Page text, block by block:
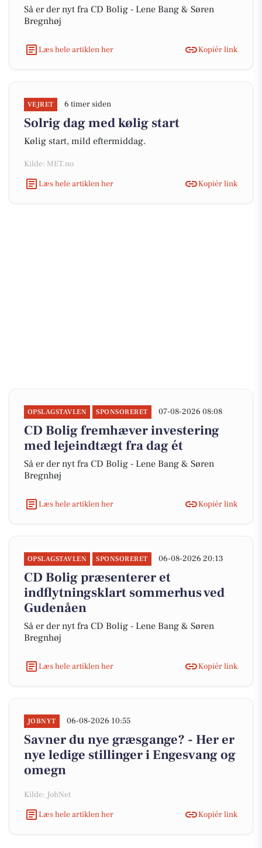
Så er der nyt fra CD Bolig - Lene Bang & Søren
Bregnhøj
Læs hele artiklen her Kopiér link
VEJRET 6 timer siden
Solrig dag med kølig start
Kølig start, mild eftermiddag.
Kilde: MET.no
Læs hele artiklen her
Kopiér link
OPSLAGSTAVLEN SPONSORERET 07-08-2026 08:08
CD Bolig fremhæver investering
med lejeindtægt fra dag ét
Så er der nyt fra CD Bolig - Lene Bang & Søren
Bregnhøj
Læs hele artiklen her Kopiér link
OPSLAGSTAVLEN SPONSORERET 06-08-2026 20:13
CD Bolig præsenterer et
indflytningsklart sommerhus ved
Gudenåen
Så er der nyt fra CD Bolig - Lene Bang & Søren
Bregnhøj
Læs hele artiklen her Kopiér link
JOBNYT 06-08-2026 10:55
Savner du nye græsgange? - Her er
nye ledige stillinger i Engesvang og
omegn
Kilde: JobNet
Læs hele artiklen her
Kopiér link